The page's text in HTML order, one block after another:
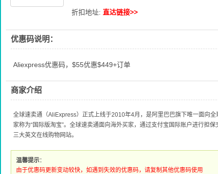
折扣地址: 直达链接>>
优惠码说明：
Aliexpress优惠码，$55优惠$449+订单
商家介绍
全球速卖通（AliExpress）正式上线于2010年4月，是阿里巴巴旗下唯一面向
家称为“国际版淘宝”。全球速卖通面向海外买家，通过支付宝国际账户进行担
三大英文在线购物网站。
温馨提示：
由于优惠码更新变动较快，如遇到失效的优惠码，请复制其他优惠码使用